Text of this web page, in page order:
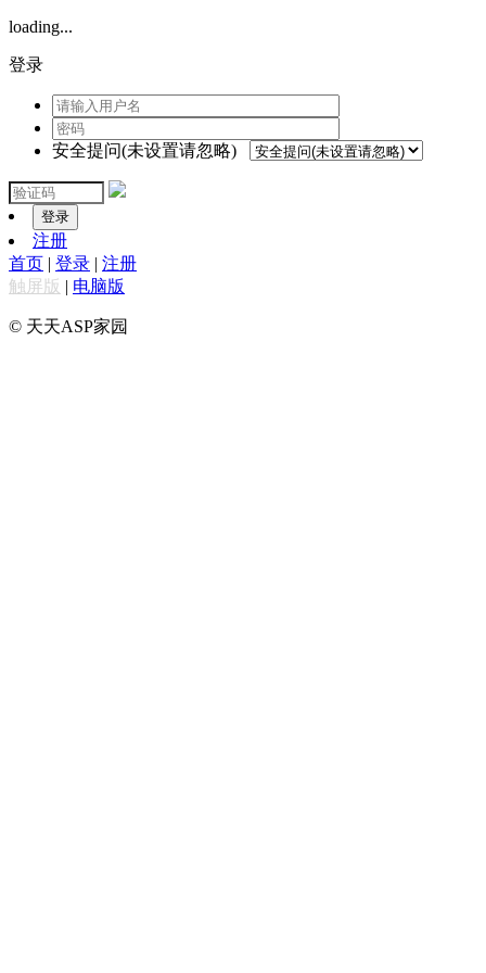
loading...
登录
安全提问(未设置请忽略)
登录
注册
首页 | 登录 | 注册
触屏版 | 电脑版
© 天天ASP家园